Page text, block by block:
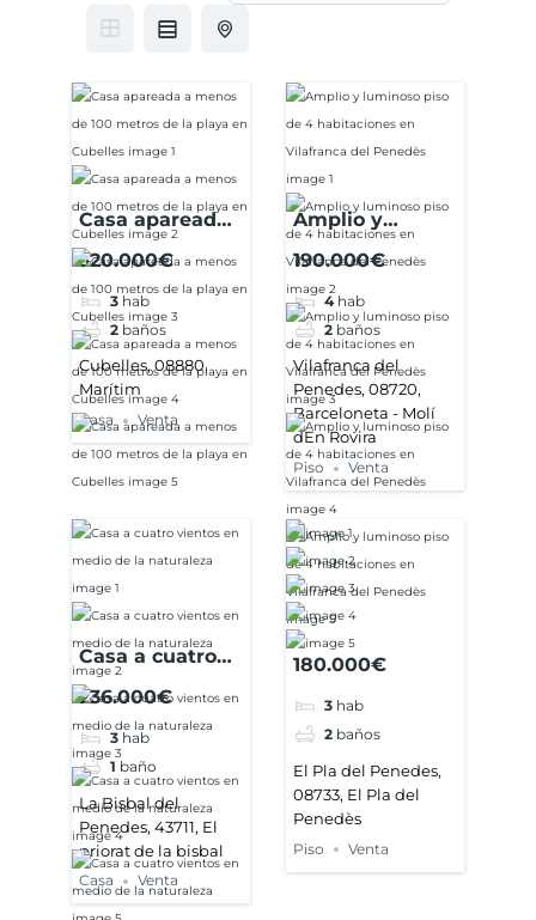
Casa apareada
a menos de 100
playa en
Cubelles
320.000€
3 hab
2 baños
Cubelles, 08880,
Marítim
Casa Venta
Amplio y
luminoso piso
habitaciones en
Vilafranca del
Penedès
190.000€
4 hab
2 baños
Vilafranca del
Penedes, 08720,
Barceloneta - Molí
dEn Rovira
Piso Venta
Casa a cuatro
vientos en
naturaleza
236.000€
3 hab
1 baño
La Bisbal del
Penedes, 43711, El
priorat de la bisbal
Casa Venta
180.000€
3 hab
2 baños
El Pla del Penedes,
08733, El Pla del
Penedès
Piso Venta